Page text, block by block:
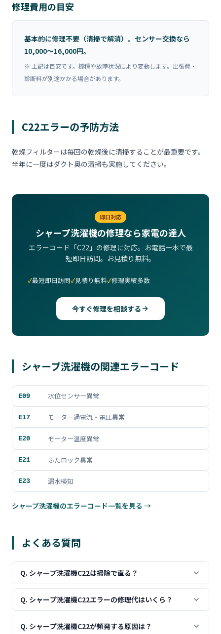
修理費用の目安
基本的に修理不要（清掃で解消）。センサー交換なら
10,000〜16,000円。
※ 上記は目安です。機種や故障状況により変動します。出張費・
診断料が別途かかる場合があります。
C22エラーの予防方法
乾燥フィルターは毎回の乾燥後に清掃することが最重要です。
半年に一度はダクト奥の清掃も実施してください。
即日対応
シャープ洗濯機の修理なら家電の達人
エラーコード「C22」の修理に対応。お電話一本で最
短即日訪問。お見積り無料。
最短即日訪問 見積り無料 修理実績多数
今すぐ修理を相談する
シャープ洗濯機の関連エラーコード
E09 水位センサー異常
E17 モーター過電流・電圧異常
E20 モーター温度異常
E21 ふたロック異常
E23 漏水検知
シャープ洗濯機のエラーコード一覧を見る →
よくある質問
Q. シャープ洗濯機C22は掃除で直る？
フィルター目詰まりが原因の場合は清掃で解消します。徹
底的にホコリを除去してみてください。
Q. シャープ洗濯機C22エラーの修理代はいくら？
清掃で直れば費用はかかりません。センサー交換が必要な
場合は10,000〜16,000円が目安です。
Q. シャープ洗濯機C22が頻発する原因は？